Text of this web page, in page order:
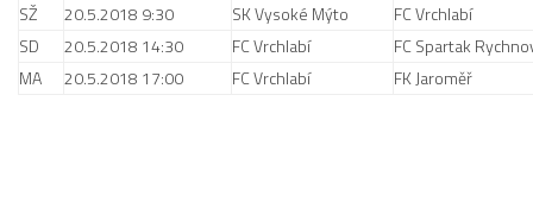
2019/20
2018/19
SŽ
20.5.2018 9:30 SK Vysoké Mýto
FC Vrchlabí
SD
20.5.2018 14:30 FC Vrchlabí
FC Spartak
MA
20.5.2018 17:00 FC Vrchlabí FK Jaroměř